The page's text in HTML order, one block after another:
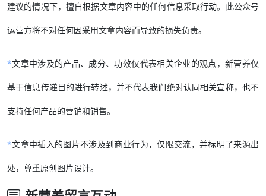
建议的情况下，擅自根据文章内容中的任何信息采取行动。此公众号
运营方将不对任何因采用文章内容而导致的损失负责。
*文章中涉及的产品、成分、功效仅代表相关企业的观点，新营养仅
基于信息传递目的进行转述，并不代表我们绝对认同相关宣称，也不
支持任何产品的营销和销售。
*文章中插入的图片不涉及到商业行为，仅限交流，并标明了来源出
处，尊重原创图片设计。